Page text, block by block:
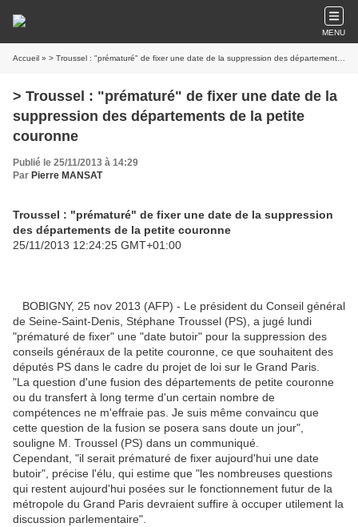
MENU
Accueil » > Troussel : "prématuré" de fixer une date de la suppression des départements de la petite couronne
> Troussel : "prématuré" de fixer une date de la
suppression des départements de la petite
couronne
Publié le 25/11/2013 à 14:29
Par Pierre MANSAT
Troussel : "prématuré" de fixer une date de la suppression
des départements de la petite couronne
25/11/2013 12:24:25 GMT+01:00
BOBIGNY, 25 nov 2013 (AFP) - Le président du Conseil général
de Seine-Saint-Denis, Stéphane Troussel (PS), a jugé lundi
"prématuré de fixer" une "date butoir" pour la suppression des
conseils généraux de la petite couronne, ce que souhaitent des
députés PS dans le cadre du projet de loi sur le Grand Paris.
"La question d'une fusion des départements de petite couronne
ou du transfert à long terme d'un certain nombre de
compétences ne m'effraie pas. Je suis même convaincu que
cette question de la fusion se posera sans doute un jour",
souligne M. Troussel (PS) dans un communiqué.
Cependant, "il serait prématuré de fixer aujourd'hui une date
butoir", précise l'élu, qui estime que "les nombreuses questions
qui restent aujourd'hui posées sur le fonctionnement futur de la
métropole du Grand Paris devraient suffire à occuper utilement la
discussion parlementaire".